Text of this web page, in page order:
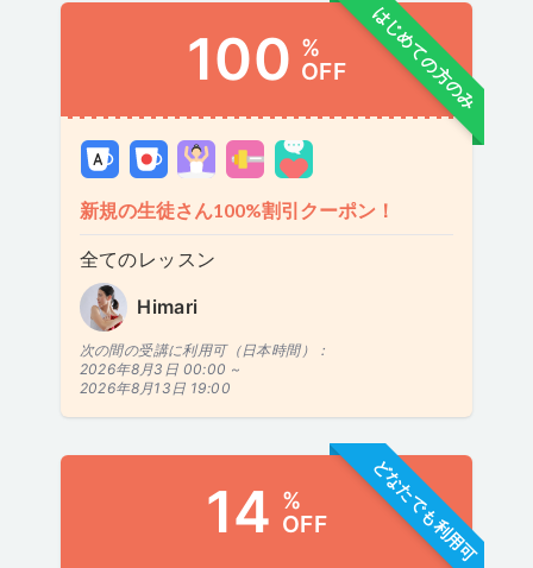
はじめての方のみ
100 %
OFF
新規の生徒さん100%割引クーポン！
全てのレッスン
Himari
次の間の受講に利用可（日本時間）：
2026年8月3日 00:00 ~
2026年8月13日 19:00
どなたでも利用可
14 %
OFF